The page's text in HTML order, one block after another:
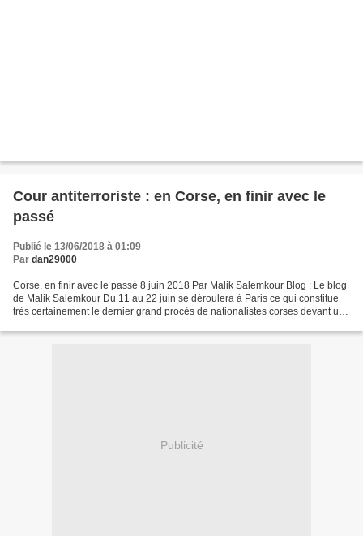
Cour antiterroriste : en Corse, en finir avec le
passé
Publié le 13/06/2018 à 01:09
Par dan29000
Corse, en finir avec le passé 8 juin 2018 Par Malik Salemkour Blog : Le blog
de Malik Salemkour Du 11 au 22 juin se déroulera à Paris ce qui constitue
très certainement le dernier grand procès de nationalistes corses devant une
Publicité